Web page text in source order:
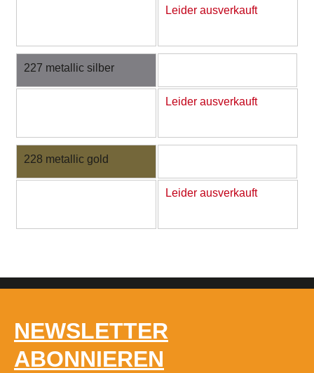
Leider ausverkauft
227 metallic silber
Leider ausverkauft
228 metallic gold
Leider ausverkauft
NEWSLETTER
ABONNIEREN